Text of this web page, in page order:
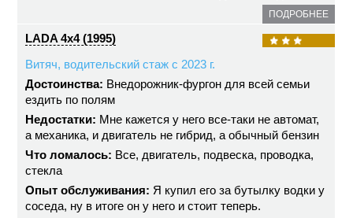
ПОДРОБНЕЕ
LADA 4x4 (1995)
Витяч, водительский стаж с 2023 г.
Достоинства: Внедорожник-фургон для всей семьи
ездить по полям
Недостатки: Мне кажется у него все-таки не автомат,
а механика, и двигатель не гибрид, а обычный бензин
Что ломалось: Все, двигатель, подвеска, проводка,
стекла
Опыт обслуживания: Я купил его за бутылку водки у
соседа, ну в итоге он у него и стоит теперь.